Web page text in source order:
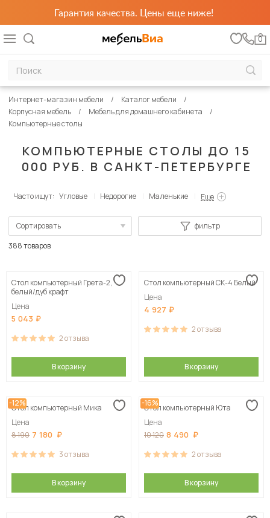
Гарантия качества. Цены еще ниже!
0
КОМПЬЮТЕРНЫЕ СТОЛЫ ДО 15
000 РУБ. В САНКТ-ПЕТЕРБУРГЕ
Интернет-магазин мебели
Каталог мебели
Корпусная мебель
Мебель для домашнего кабинета
Компьютерные столы
Часто ищут: Угловые Недорогие Маленькие Еще
Сортировать
Сначала дорогие
фильтр
388 товаров
Стол компьютерный Грета-2,
белый/дуб крафт
Цена
5 043
2отзыва
В корзину
Стол компьютерный СК-4 Белый
Цена
4 927
2отзыва
В корзину
-12%
Стол компьютерный Мика
Цена
8 190 7 180
3отзыва
В корзину
-16%
Стол компьютерный Юта
Цена
10 120 8 490
2отзыва
В корзину